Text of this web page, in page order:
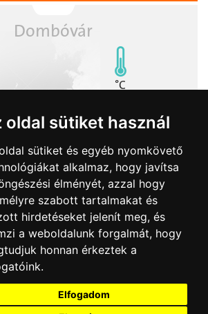
oldal sütiket használ
sütiket és egyéb nyomkövető
alkalmaz, hogy javítsa
élményét, azzal hogy
szabott tartalmakat és
hirdetéseket jelenít meg, és
a weboldalunk forgalmát, hogy
honnan érkeztek a
Elfogadom
Dombóvár
°C
2026-08-10
Lőrinc napja